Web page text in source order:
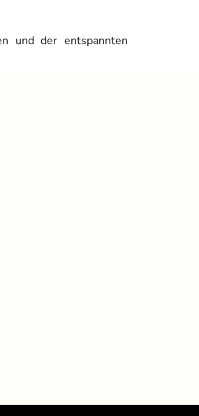
und der entspannten